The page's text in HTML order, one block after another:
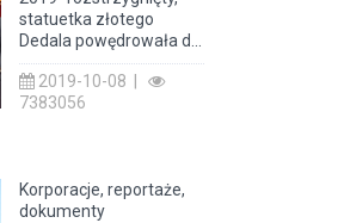
statuetka złotego
Dedala powędrowała d...
2019-10-08 |
7383056
Korporacje, reportaże,
dokumenty